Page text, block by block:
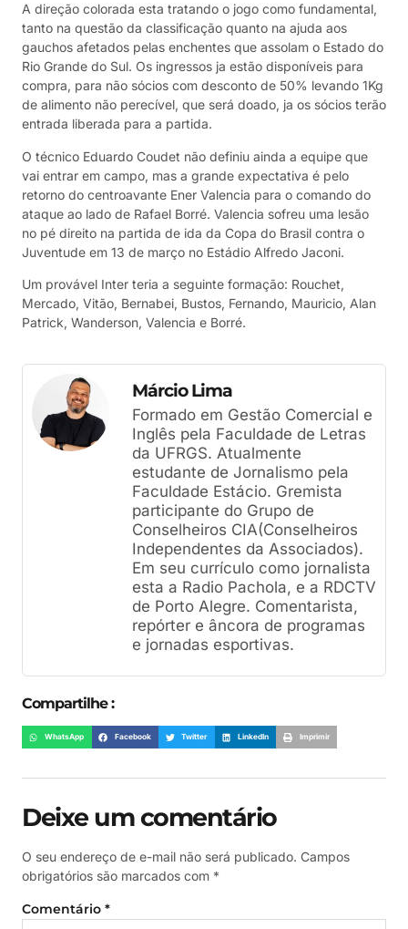
A direção colorada esta tratando o jogo como fundamental,
tanto na questão da classificação quanto na ajuda aos
gauchos afetados pelas enchentes que assolam o Estado do
Rio Grande do Sul. Os ingressos ja estão disponíveis para
compra, para não sócios com desconto de 50% levando 1Kg
de alimento não perecível, que será doado, ja os sócios terão
entrada liberada para a partida.
O técnico Eduardo Coudet não definiu ainda a equipe que
vai entrar em campo, mas a grande expectativa é pelo
retorno do centroavante Ener Valencia para o comando do
ataque ao lado de Rafael Borré. Valencia sofreu uma lesão
no pé direito na partida de ida da Copa do Brasil contra o
Juventude em 13 de março no Estádio Alfredo Jaconi.
Um provável Inter teria a seguinte formação: Rouchet,
Mercado, Vitão, Bernabei, Bustos, Fernando, Mauricio, Alan
Patrick, Wanderson, Valencia e Borré.
Márcio Lima
Formado em Gestão Comercial e
Inglês pela Faculdade de Letras
da UFRGS. Atualmente
estudante de Jornalismo pela
Faculdade Estácio. Gremista
participante do Grupo de
Conselheiros CIA(Conselheiros
Independentes da Associados).
Em seu currículo como jornalista
esta a Radio Pachola, e a RDCTV
de Porto Alegre. Comentarista,
repórter e âncora de programas
e jornadas esportivas.
Compartilhe :
WhatsApp Facebook Twitter LinkedIn Imprimir
Deixe um comentário
O seu endereço de e-mail não será publicado. Campos
obrigatórios são marcados com *
Comentário *